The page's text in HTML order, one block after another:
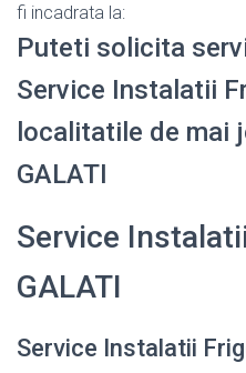
fi incadrata la:
Puteti solicita
Service Instalatii
localitatile de mai
GALATI
Service
GALATI
Service Instalatii